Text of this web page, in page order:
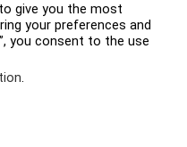
Powered by
give you the most
your preferences and
you consent to the use
.